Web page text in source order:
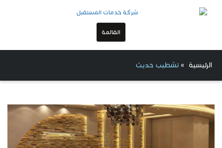
القائمة
الرئيسية » تشطيب حديث